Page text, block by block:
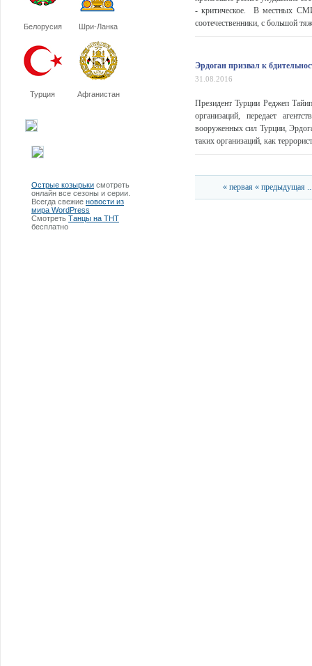
Белорусия Шри-Ланка
Турция Афганистан
Острые козырьки смотреть
онлайн все сезоны и серии.
Всегда свежие новости из
мира WordPress
Смотреть Танцы на ТНТ
бесплатно
- критическое. В местных СМИ
соотечественники, с большой
Эрдоган призвал к
31.08.2016
Президент Турции Реджеп
организаций, передает
вооруженных сил Турции,
таких организаций, как
« первая « предыдущая